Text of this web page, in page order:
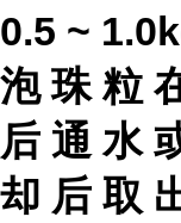
0.5 ~
泡 珠 粒
后 通 水
却 后 取